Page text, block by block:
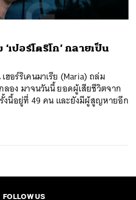
เปอร์โตริโก’ กลายเป็น
ฮอร์ริเคนมาเรีย (Maria) ถล่ม
ลอง มาจนวันนี้ ยอดผู้เสียชีวิตจาก
งนี้อยู่ที่ 49 คน และยังมีผู้สูญหายอีก
FOLLOW US
LINE